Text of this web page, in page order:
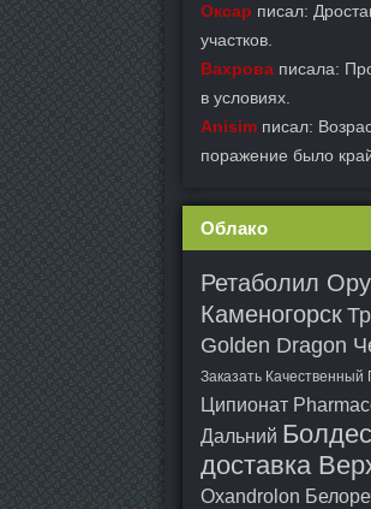
Оксар писал:
участков.
Вахрова писала:
в условиях.
Anisim писал:
поражение было
Облако
Ретаболил
Каменогорск
Golden Dragon
Заказать Качественный
Ципионат
Дальний
доставка
Oxandrolon